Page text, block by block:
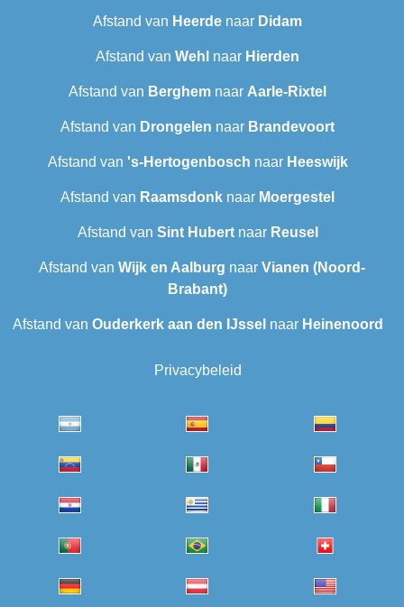
Afstand van Heerde naar Didam
Afstand van Wehl naar Hierden
Afstand van Berghem naar Aarle-Rixtel
Afstand van Drongelen naar Brandevoort
Afstand van 's-Hertogenbosch naar Heeswijk
Afstand van Raamsdonk naar Moergestel
Afstand van Sint Hubertnaar Reusel
Afstand van Wijk en Aalburg naar Vianen (Noord-
Brabant)
Afstand van Ouderkerk aan den IJssel naar Heinenoord
Privacybeleid